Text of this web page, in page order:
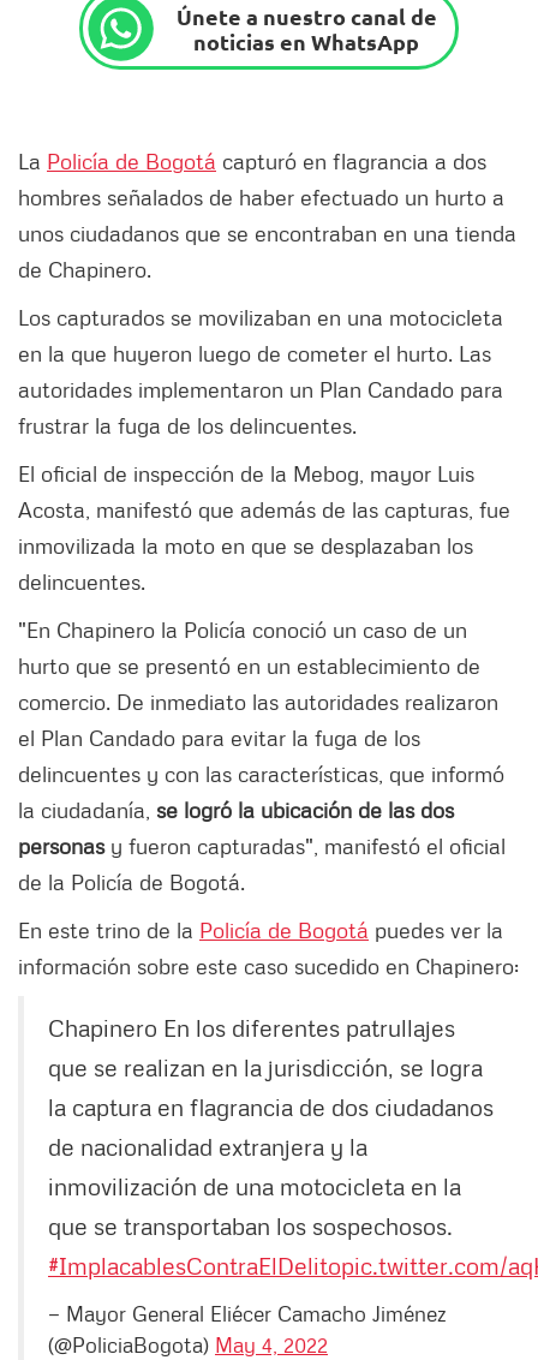
Únete a nuestro canal de
noticias en WhatsApp
La Policía de Bogotá capturó en flagrancia a dos
hombres señalados de haber efectuado un hurto a
unos ciudadanos que se encontraban en una tienda
de Chapinero.
Los capturados se movilizaban en una motocicleta
en la que huyeron luego de cometer el hurto. Las
autoridades implementaron un Plan Candado para
frustrar la fuga de los delincuentes.
El oficial de inspección de la Mebog, mayor Luis
Acosta, manifestó que además de las capturas, fue
inmovilizada la moto en que se desplazaban los
delincuentes.
"En Chapinero la Policía conoció un caso de un
hurto que se presentó en un establecimiento de
comercio. De inmediato las autoridades realizaron
el Plan Candado para evitar la fuga de los
delincuentes y con las características, que informó
la ciudadanía, se logró la ubicación de las dos
personas y fueron capturadas", manifestó el oficial
de la Policía de Bogotá.
En este trino de la Policía de Bogotá puedes ver la
información sobre este caso sucedido en Chapinero:
Chapinero En los diferentes patrullajes
que se realizan en la jurisdicción, se logra
la captura en flagrancia de dos ciudadanos
de nacionalidad extranjera y la
inmovilización de una motocicleta en la
que se transportaban los sospechosos.
#ImplacablesContraElDelitopic.twitter.com/
— Mayor General Eliécer Camacho Jiménez
(@PoliciaBogota) May 4, 2022